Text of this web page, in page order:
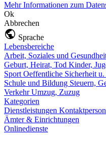
Mehr Informationen zum
Ok
Abbrechen
Sprache
Lebensbereiche
Arbeit, Soziales und
Geburt, Heirat, Tod Kinder,
Sport Oeffentliche Sicherheit
Schule und Bildung Steuern,
VerkehrUmzug, Zuzug
Kategorien
Dienstleistungen
Ämter & Einrichtungen
Onlinedienste